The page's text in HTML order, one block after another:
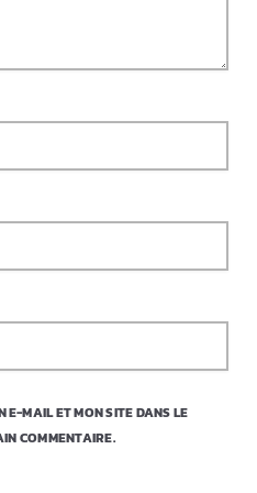
E-MAIL ET MON SITE DANS LE
COMMENTAIRE.